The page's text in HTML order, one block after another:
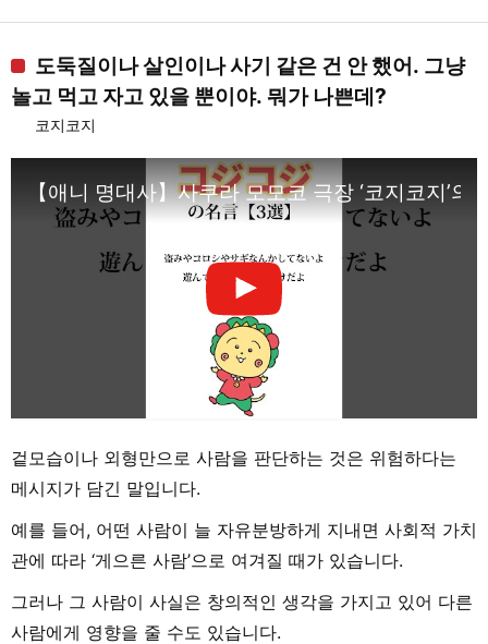
도둑질이나 살인이나 사기 같은 건 안 했어. 그냥
놀고 먹고 자고 있을 뿐이야. 뭐가 나쁜데?
코지코지
【애니 명대사】사쿠라 모모코 극장 ‘코지코지
겉모습이나 외형만으로 사람을 판단하는 것은 위험하다는
메시지가 담긴 말입니다.
예를 들어, 어떤 사람이 늘 자유분방하게 지내면 사회적 가치
관에 따라 ‘게으른 사람’으로 여겨질 때가 있습니다.
그러나 그 사람이 사실은 창의적인 생각을 가지고 있어 다른
사람에게 영향을 줄 수도 있습니다.